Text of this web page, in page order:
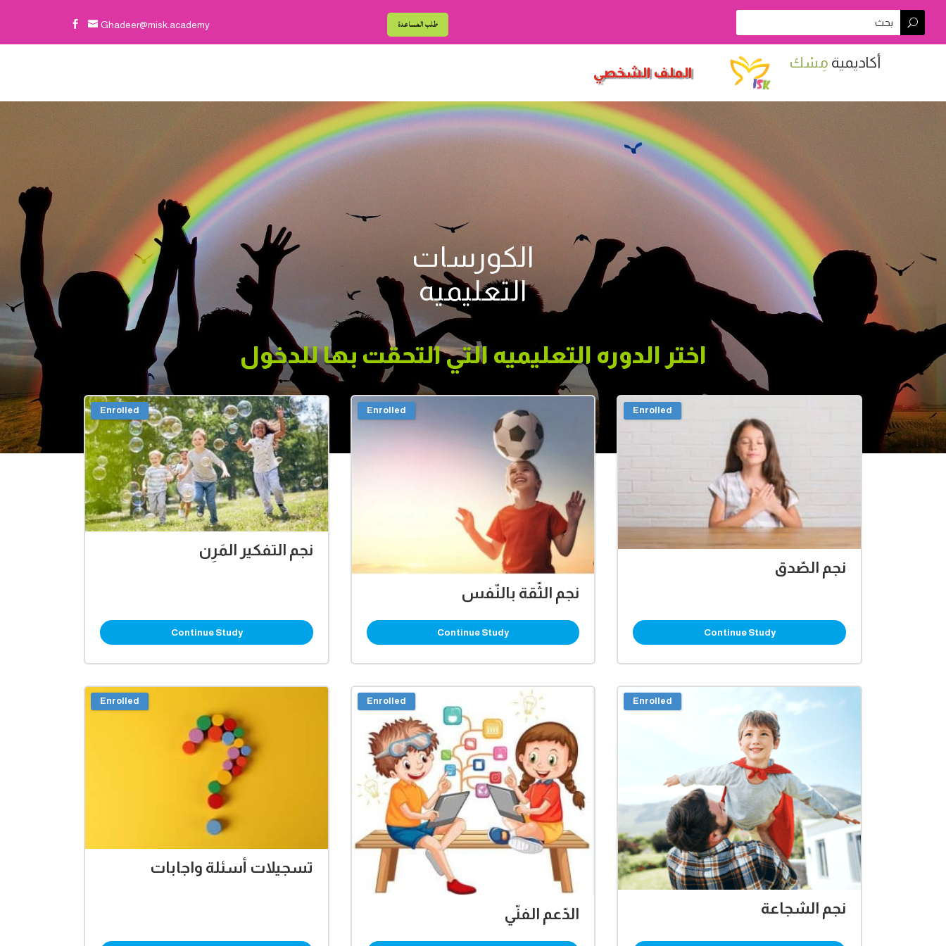
Ghadeer@misk.academy
 طلب المساعدة
الملف الشخصي
أكاديمية مِسْك
الكورسات
التعليميه
اختر الدوره التعليميه التي التحقت بها للدخول
Enrolled
نجم الصّدق
Continue Study
Enrolled
نجم الثّقة بالنّفس
Continue Study
Enrolled
نجم التفكير المَرِن
Continue Study
Enrolled
نجم الشجاعة
Enrolled
الدّعم الفنّي
Enrolled
تسجيلات أسئلة واجابات